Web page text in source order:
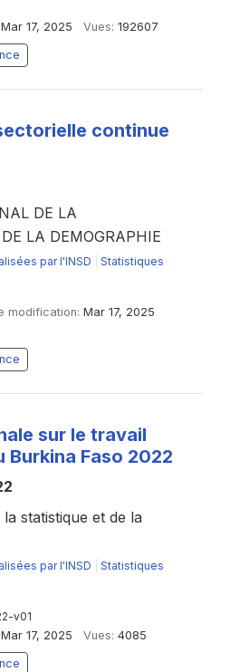
Mar 17, 2025 Vues: 192607
continue
DE LA
LA DEMOGRAPHIE
par l'INSD
Statistiques
modification: Mar 17, 2025
sur le travail
Burkina Faso 2022
statistique et de la
par l'INSD
Statistiques
v01
Mar 17, 2025 Vues: 4085